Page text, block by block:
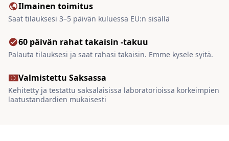
Ilmainen toimitus
Saat tilauksesi 3–5 päivän kuluessa EU:n sisällä
60 päivän rahat takaisin -takuu
Palauta tilauksesi ja saat rahasi takaisin. Emme kysele syitä.
Valmistettu Saksassa
Kehitetty ja testattu saksalaisissa laboratorioissa korkeimpien
laatustandardien mukaisesti